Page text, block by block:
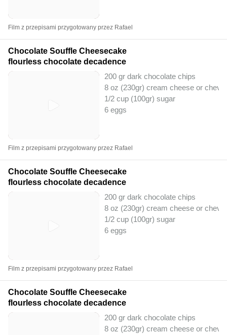
Film z przepisami przygotowany przez Rafael
Chocolate Souffle Cheesecake
flourless chocolate decadence
200 gr dark chocolate chips
8 oz (230gr) cream cheese or chevre
1/2 cup (100gr) sugar
6 eggs
Film z przepisami przygotowany przez Rafael
Chocolate Souffle Cheesecake
flourless chocolate decadence
200 gr dark chocolate chips
8 oz (230gr) cream cheese or chevre
1/2 cup (100gr) sugar
6 eggs
Film z przepisami przygotowany przez Rafael
Chocolate Souffle Cheesecake
flourless chocolate decadence
200 gr dark chocolate chips
8 oz (230gr) cream cheese or chevre